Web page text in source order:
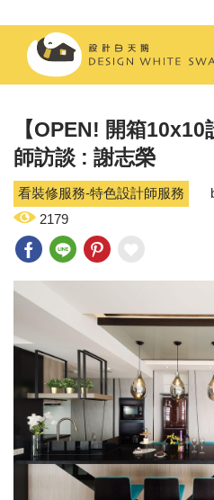
【OPEN! 開箱
師訪談 : 謝志榮
看裝修服務-特色設計師服務
2179